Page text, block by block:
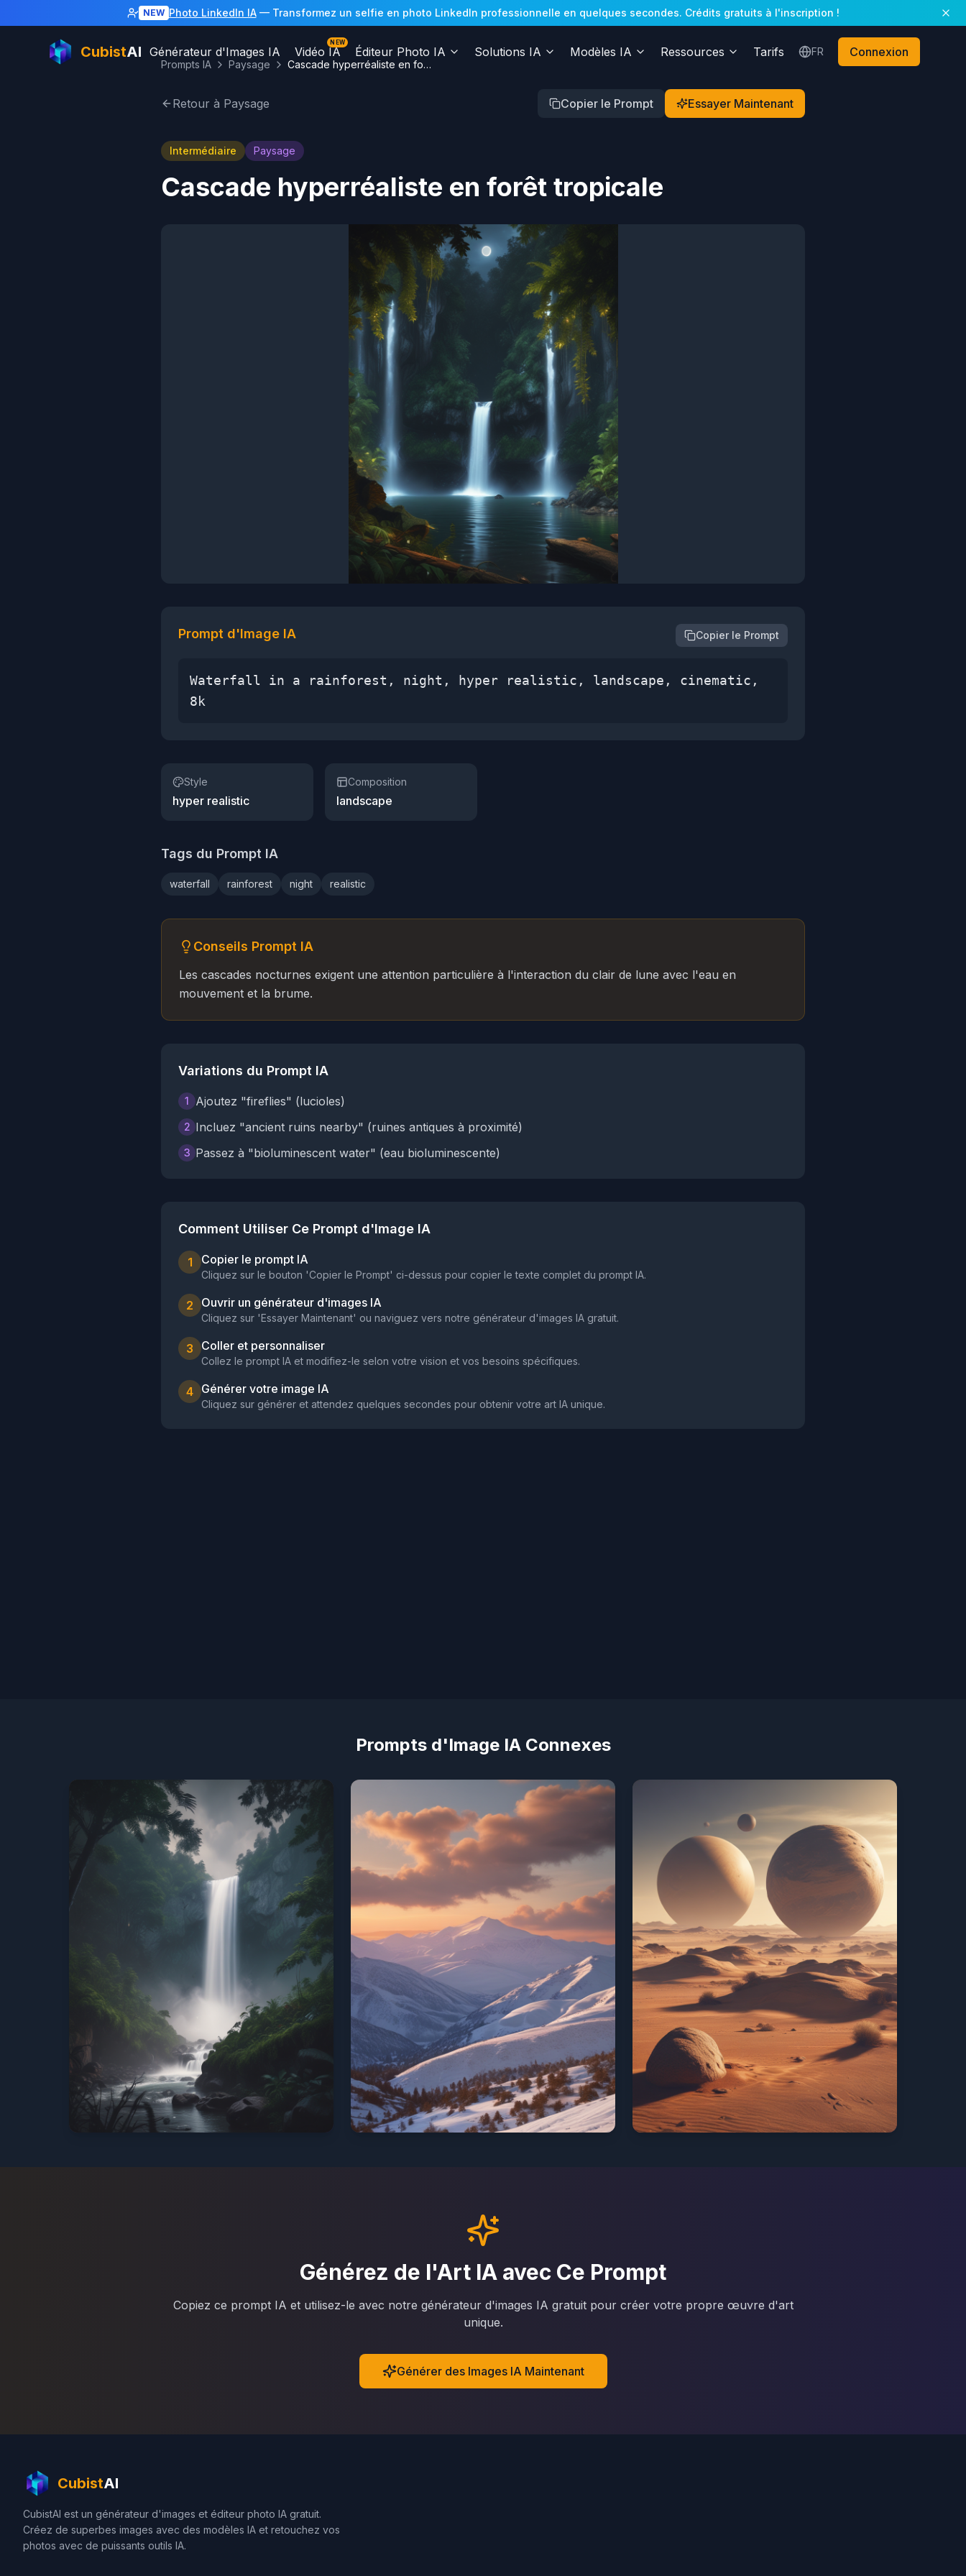
NEW Photo LinkedIn IA— Transformez un selfie en photo LinkedIn professionnelle en quelques secondes. Crédits gratuits à l'inscription !
CubistAI Générateur d'Images IA Vidéo IA
NEW
Éditeur Photo IA Solutions IA Modèles IA Ressources Tarifs FR Connexion
Prompts IA Paysage Cascade hyperréaliste en forêt tropicale
Retour à Paysage Copier le Prompt Essayer Maintenant
Intermédiaire Paysage
Cascade hyperréaliste en forêt tropicale
Prompt d'Image IA Copier le Prompt
Waterfall in a rainforest, night, hyper realistic, landscape, cinematic,
8k
Style
hyper realistic
Composition
landscape
Tags du Prompt IA
waterfall rainforest night realistic
Conseils Prompt IA
Les cascades nocturnes exigent une attention particulière à l'interaction du clair de lune avec l'eau en
mouvement et la brume.
Variations du Prompt IA
1 Ajoutez "fireflies" (lucioles)
2 Incluez "ancient ruins nearby" (ruines antiques à proximité)
3 Passez à "bioluminescent water" (eau bioluminescente)
Comment Utiliser Ce Prompt d'Image IA
1 Copier le prompt IA
Cliquez sur le bouton 'Copier le Prompt' ci-dessus pour copier le texte complet du prompt IA.
2 Ouvrir un générateur d'images IA
Cliquez sur 'Essayer Maintenant' ou naviguez vers notre générateur d'images IA gratuit.
3 Coller et personnaliser
Collez le prompt IA et modifiez-le selon votre vision et vos besoins spécifiques.
4 Générer votre image IA
Cliquez sur générer et attendez quelques secondes pour obtenir votre art IA unique.
Prompts d'Image IA Connexes
Générez de l'Art IA avec Ce Prompt
Copiez ce prompt IA et utilisez-le avec notre générateur d'images IA gratuit pour créer votre propre œuvre d'art
unique.
Générer des Images IA Maintenant
CubistAI
CubistAI est un générateur d'images et éditeur photo IA gratuit.
Créez de superbes images avec des modèles IA et retouchez vos
photos avec de puissants outils IA.